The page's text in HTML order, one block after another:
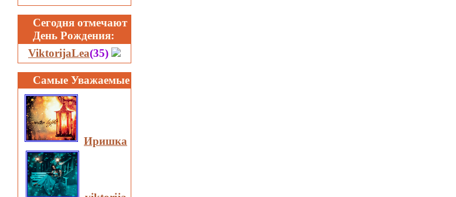
Сегодня отмечают
День Рождения:
ViktorijaLea(35)
Самые Уважаемые
Иришка